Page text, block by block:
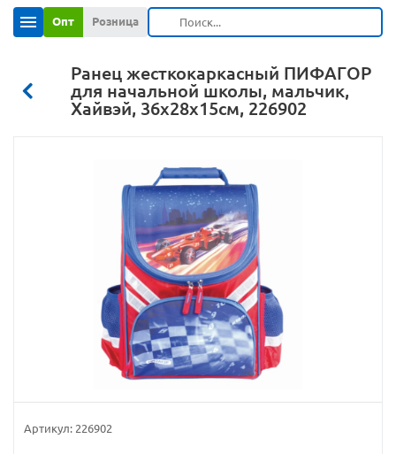
Опт Розница
Ранец жесткокаркасный ПИФАГОР
для начальной школы, мальчик,
Хайвэй, 36х28х15см, 226902
Артикул: 226902